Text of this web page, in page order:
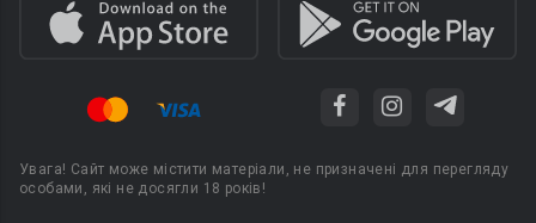
Увага! Сайт може містити матеріали, не призначені для перегляду
особами, які не досягли 18 років!